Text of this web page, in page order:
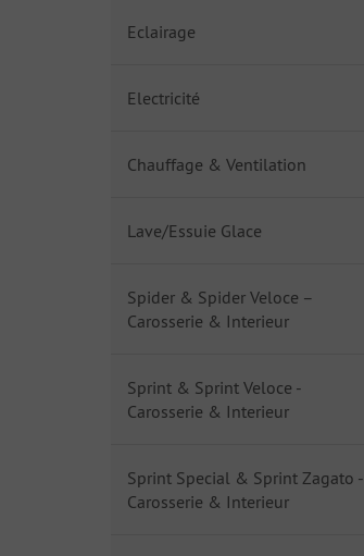
Eclairage
Electricité
Chauffage & Ventilation
Lave/Essuie Glace
Spider & Spider Veloce –
Carosserie & Interieur
Sprint & Sprint Veloce -
Carosserie & Interieur
Sprint Special & Sprint Zagato -
Carosserie & Interieur